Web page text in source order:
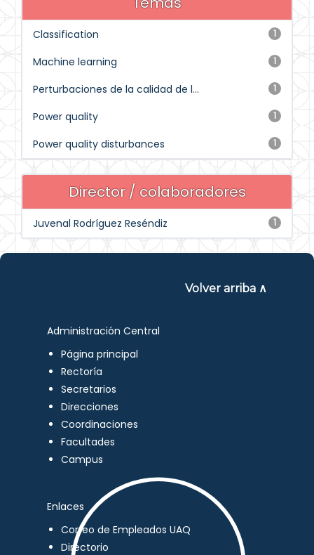
1
Classification
1
Machine learning
1
Perturbaciones de la calidad de l...
1
Power quality
1
Power quality disturbances
Director / colaboradores
1
Juvenal Rodríguez Reséndiz
Volver arriba ∧
Administración Central
Página principal
Rectoría
Secretarios
Direcciones
Coordinaciones
Facultades
Campus
Enlaces
Correo de Empleados UAQ
Directorio